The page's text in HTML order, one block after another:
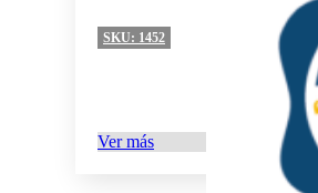
SKU: 1452
Ver más